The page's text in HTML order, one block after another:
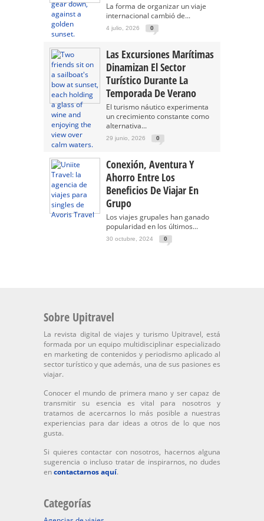
La forma de organizar un viaje
internacional cambió de...
4 julio, 2026 0
Las Excursiones Marítimas
Dinamizan El Sector
Turístico Durante La
Temporada De Verano
El turismo náutico experimenta
un crecimiento constante como
alternativa...
29 junio, 2026 0
Conexión, Aventura Y
Ahorro Entre Los
Beneficios De Viajar En
Grupo
Los viajes grupales han ganado
popularidad en los últimos...
30 octubre, 2024 0
Sobre Upitravel
La revista digital de viajes y turismo Upitravel, está
formada por un equipo multidisciplinar especializado
en marketing de contenidos y periodismo aplicado al
sector turístico y que además, una de sus pasiones es
viajar.
Conocer el mundo de primera mano y ser capaz de
transmitir su esencia es vital para nosotros y
tratamos de acercarnos lo más posible a nuestras
experiencias para dar ideas a otros de lo que nos
gusta.
Si quieres contactar con nosotros, hacernos alguna
sugerencia o incluso tratar de inspirarnos, no dudes
encontactarnos aquí.
Categorías